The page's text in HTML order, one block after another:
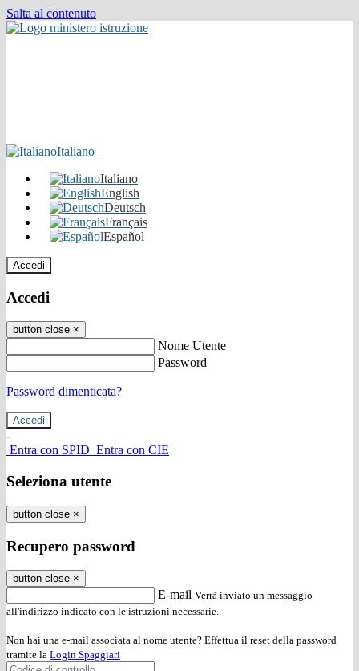
Salta al contenuto
Italiano
Italiano
English
Deutsch
Français
Español
Accedi
Accedi
button close ×
Nome Utente
Password
Password dimenticata?
-
Entra con SPID Entra con CIE
Seleziona utente
button close ×
Recupero password
button close ×
E-mail Verrà inviato un messaggio
all'indirizzo indicato con le istruzioni necessarie.
Non hai una e-mail associata al nome utente? Effettua il reset della password
tramite la Login Spaggiari